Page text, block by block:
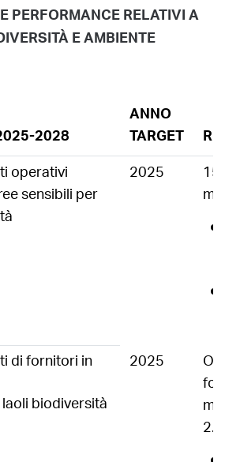
PERFORMANCE RELATIVI A
E AMBIENTE
2028
ANNO
TARGET
operativi
sensibili per
2025 150
di fornitori in
biodiversità
2025